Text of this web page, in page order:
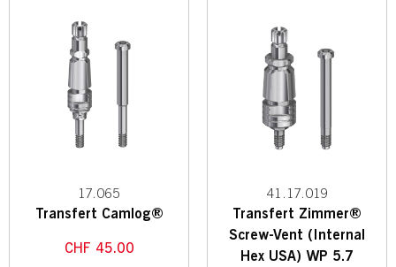
17.065
Transfert Camlog®
CHF 45.00
41.17.019
Transfert Zimmer®
Screw-Vent (Internal
Hex USA) WP 5.7